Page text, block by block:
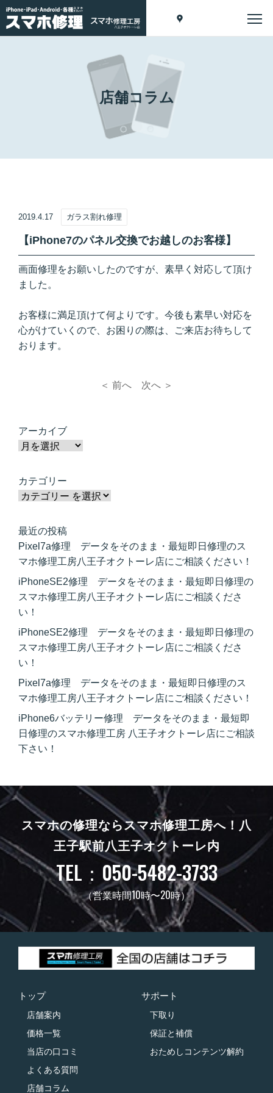
店舗コラム
2019.4.17 ガラス割れ修理
【iPhone7のパネル交換でお越しのお客様】
画面修理をお願いしたのですが、素早く対応して頂け
ました。
お客様に満足頂けて何よりです。今後も素早い対応を
心がけていくので、お困りの際は、ご来店お待ちして
おります。
＜ 前へ 次へ ＞
アーカイブ
カテゴリー
最近の投稿
Pixel7a修理 データをそのまま・最短即日修理のス
マホ修理工房八王子オクトーレ店にご相談ください！
iPhoneSE2修理 データをそのまま・最短即日修理の
スマホ修理工房八王子オクトーレ店にご相談くださ
い！
iPhoneSE2修理 データをそのまま・最短即日修理の
スマホ修理工房八王子オクトーレ店にご相談くださ
い！
Pixel7a修理 データをそのまま・最短即日修理のス
マホ修理工房八王子オクトーレ店にご相談ください！
iPhone6バッテリー修理 データをそのまま・最短即
日修理のスマホ修理工房 八王子オクトーレ店にご相談
下さい！
スマホの修理ならスマホ修理工房へ！ 八
王子駅前八王子オクトーレ内
TEL：050-5482-3733
（営業時間10時〜20時）
トップ
店舗案内
価格一覧
当店の口コミ
よくある質問
店舗コラム
サポート
下取り
保証と補償
おためしコンテンツ解約